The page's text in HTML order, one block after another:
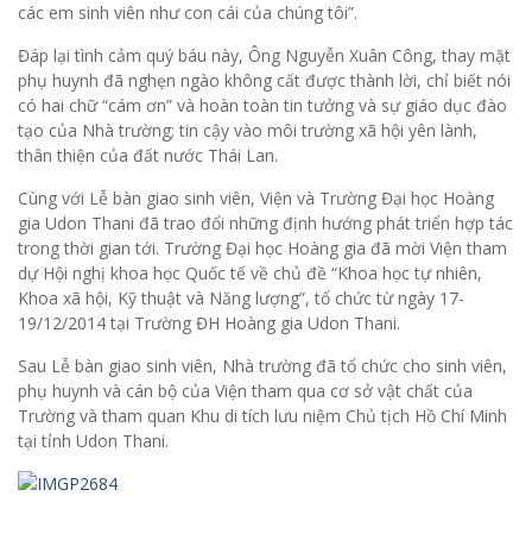
các em sinh viên như con cái của chúng tôi”.
Đáp lại tình cảm quý báu này, Ông Nguyễn Xuân Công, thay mặt
phụ huynh đã nghẹn ngào không cất được thành lời, chỉ biết nói
có hai chữ “cám ơn” và hoàn toàn tin tưởng và sự giáo dục đào
tạo của Nhà trường; tin cậy vào môi trường xã hội yên lành,
thân thiện của đất nước Thái Lan.
Cùng với Lễ bàn giao sinh viên, Viện và Trường Đại học Hoàng
gia Udon Thani đã trao đổi những định hướng phát triển hợp tác
trong thời gian tới. Trường Đại học Hoàng gia đã mời Viện tham
dự Hội nghị khoa học Quốc tế về chủ đề “Khoa học tự nhiên,
Khoa xã hội, Kỹ thuật và Năng lượng”, tổ chức từ ngày 17-
19/12/2014 tại Trường ĐH Hoàng gia Udon Thani.
Sau Lễ bàn giao sinh viên, Nhà trường đã tổ chức cho sinh viên,
phụ huynh và cán bộ của Viện tham qua cơ sở vật chất của
Trường và tham quan Khu di tích lưu niệm Chủ tịch Hồ Chí Minh
tại tỉnh Udon Thani.